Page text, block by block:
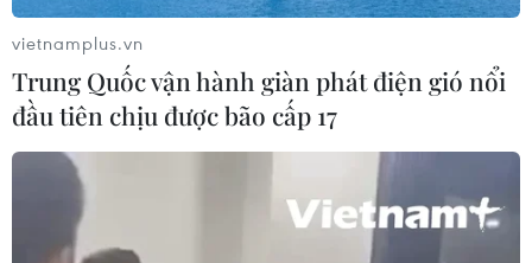
vietnamplus.vn
Trung Quốc vận hành giàn phát điện gió nổi
đầu tiên chịu được bão cấp 17